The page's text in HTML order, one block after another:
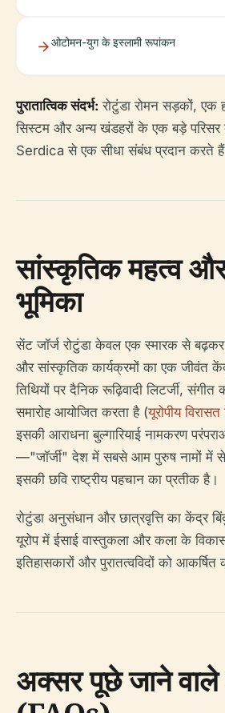
ओटोमन-युग के इस्लामी रूपांकन
पुरातात्विक संदर्भ: रोटुंडा रोमन सड़कों, एक
सिस्टम और अन्य खंडहरों के एक बड़े परिसर
Serdica से एक सीधा संबंध प्रदान करते
सांस्कृतिक महत्व
भूमिका
सेंट जॉर्ज रोटुंडा केवल एक स्मारक से बढ़कर
और सांस्कृतिक कार्यक्रमों का एक जीवंत
तिथियों पर दैनिक रूढ़िवादी लिटर्जी,
समारोह आयोजित करता है (यूरोपीय
इसकी आराधना बुल्गारियाई नामकरण
—"जॉर्जी" देश में सबसे आम पुरुष नामों में
इसकी छवि राष्ट्रीय पहचान का प्रतीक है।
रोटुंडा अनुसंधान और छात्रवृत्ति का केंद्र बिंदु
यूरोप में ईसाई वास्तुकला और कला के
इतिहासकारों और पुरातत्वविदों को आकर्षित
अक्सर पूछे जाने वाले